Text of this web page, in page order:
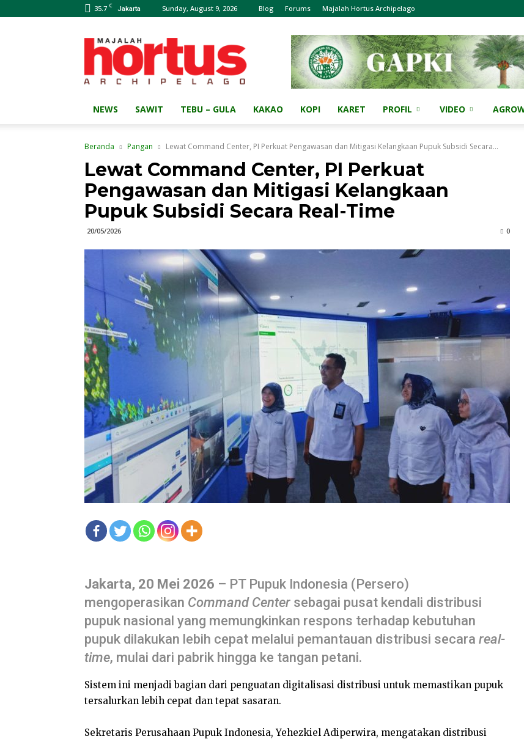
35.7 C Jakarta Sunday, August 9, 2026 Blog Forums Majalah Hortus Archipelago
Majalah
HORTUS
Archipelago
NEWS SAWIT TEBU – GULA KAKAO KOPI KARET PROFIL VIDEO
Beranda Pangan Lewat Command Center, PI Perkuat Pengawasan dan Mitigasi Kelangkaan Pupuk Subsidi Secara...
Lewat Command Center, PI Perkuat
Pengawasan dan Mitigasi Kelangkaan
Pupuk Subsidi Secara Real-Time
20/05/2026 0
Jakarta, 20 Mei 2026 – PT Pupuk Indonesia (Persero)
mengoperasikan Command Center sebagai pusat kendali distribusi
pupuk nasional yang memungkinkan respons terhadap kebutuhan
pupuk dilakukan lebih cepat melalui pemantauan distribusi secara real-
time, mulai dari pabrik hingga ke tangan petani.
Sistem ini menjadi bagian dari penguatan digitalisasi distribusi untuk memastikan pupuk
tersalurkan lebih cepat dan tepat sasaran.
Sekretaris Perusahaan Pupuk Indonesia, Yehezkiel Adiperwira, mengatakan distribusi